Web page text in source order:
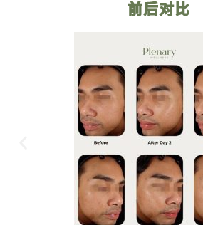
前后对比